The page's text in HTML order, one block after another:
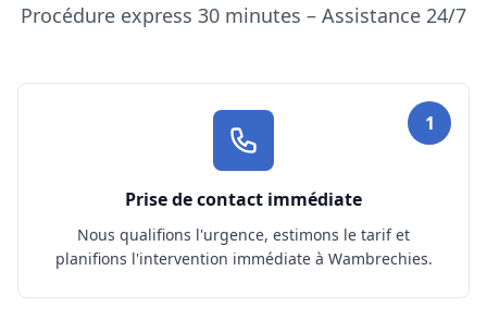
Procédure express 30 minutes – Assistance 24/7
1
Prise de contact immédiate
Nous qualifions l'urgence, estimons le tarif et
planifions l'intervention immédiate à Wambrechies.